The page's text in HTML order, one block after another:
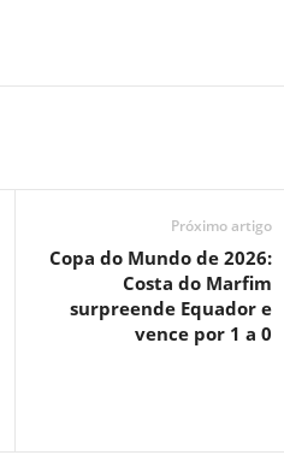
Próximo artigo
Copa do Mundo de 2026:
Costa do Marfim
surpreende Equador e
vence por 1 a 0